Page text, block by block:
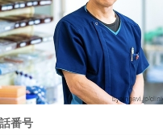
番号